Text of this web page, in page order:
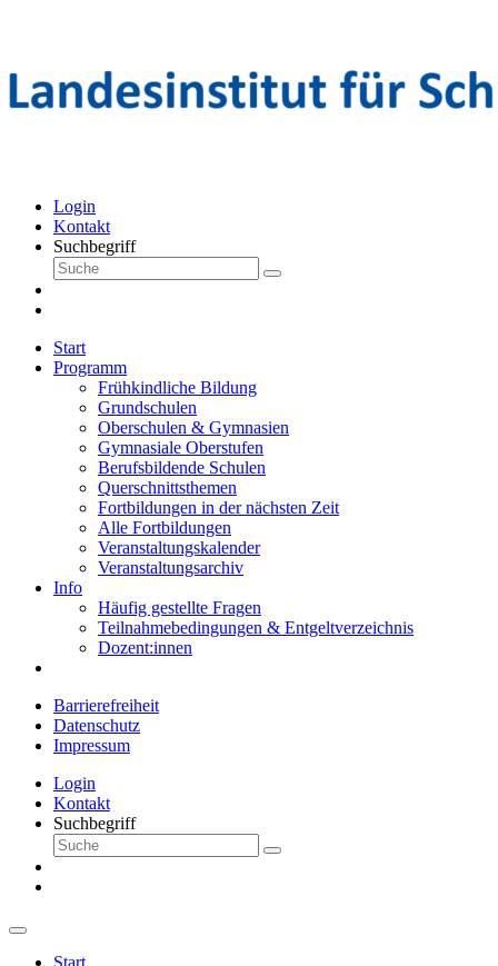
Login
Kontakt
Suchbegriff
Start
Programm
Frühkindliche Bildung
Grundschulen
Oberschulen & Gymnasien
Gymnasiale Oberstufen
Berufsbildende Schulen
Querschnittsthemen
Fortbildungen in der nächsten Zeit
Alle Fortbildungen
Veranstaltungskalender
Veranstaltungsarchiv
Info
Häufig gestellte Fragen
Teilnahmebedingungen & Entgeltverzeichnis
Dozent:innen
Barrierefreiheit
Datenschutz
Impressum
Login
Kontakt
Suchbegriff
Start